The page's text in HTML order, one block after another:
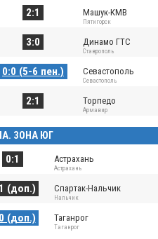
2:1 Машук-КМВ
Пятигорск
3:0 Динамо ГТС
Ставрополь
0:0 (5-6 пен.) Севастополь
Севастополь
2:1 Торпедо
Армавир
ЗОНА ЮГ
0:1 Астрахань
Астрахань
(доп.) Спартак-Нальчик
Нальчик
(доп.) Таганрог
Таганрог